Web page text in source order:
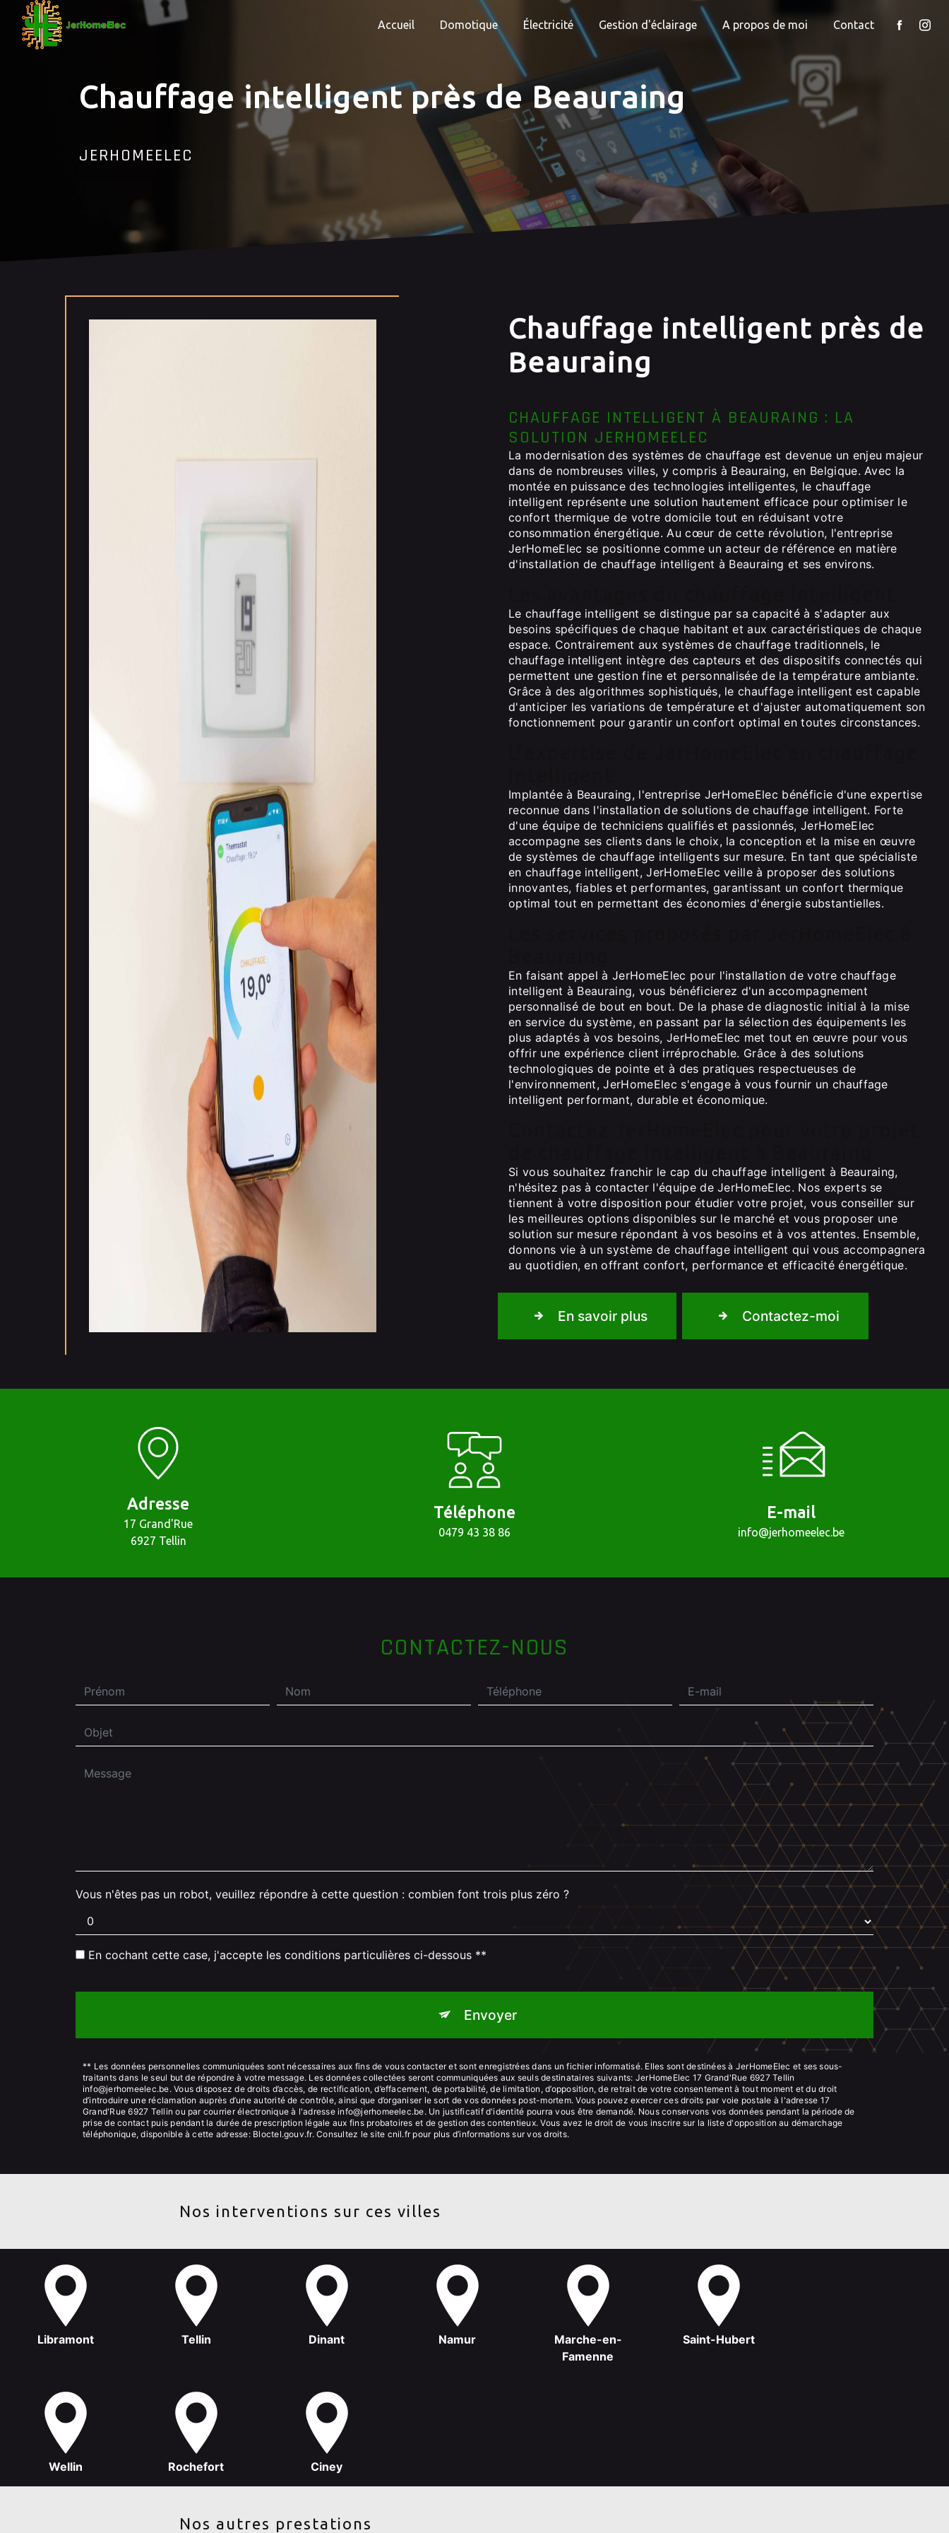
Accueil Domotique Électricité Gestion d'éclairage A propos de moi Contact
Chauffage intelligent près de Beauraing
JERHOMEELEC
Chauffage intelligent près de
Beauraing
CHAUFFAGE INTELLIGENT À BEAURAING : LA
SOLUTION JERHOMEELEC
La modernisation des systèmes de chauffage est devenue un enjeu majeur
dans de nombreuses villes, y compris à Beauraing, en Belgique. Avec la
montée en puissance des technologies intelligentes, le chauffage
intelligent représente une solution hautement efficace pour optimiser le
confort thermique de votre domicile tout en réduisant votre
consommation énergétique. Au cœur de cette révolution, l'entreprise
JerHomeElec se positionne comme un acteur de référence en matière
d'installation de chauffage intelligent à Beauraing et ses environs.
Le chauffage intelligent se distingue par sa capacité à s'adapter aux
besoins spécifiques de chaque habitant et aux caractéristiques de chaque
espace. Contrairement aux systèmes de chauffage traditionnels, le
chauffage intelligent intègre des capteurs et des dispositifs connectés qui
permettent une gestion fine et personnalisée de la température ambiante.
Grâce à des algorithmes sophistiqués, le chauffage intelligent est capable
d'anticiper les variations de température et d'ajuster automatiquement son
fonctionnement pour garantir un confort optimal en toutes circonstances.
Implantée à Beauraing, l'entreprise JerHomeElec bénéficie d'une expertise
reconnue dans l'installation de solutions de chauffage intelligent. Forte
d'une équipe de techniciens qualifiés et passionnés, JerHomeElec
accompagne ses clients dans le choix, la conception et la mise en œuvre
de systèmes de chauffage intelligents sur mesure. En tant que spécialiste
en chauffage intelligent, JerHomeElec veille à proposer des solutions
innovantes, fiables et performantes, garantissant un confort thermique
optimal tout en permettant des économies d'énergie substantielles.
En faisant appel à JerHomeElec pour l'installation de votre chauffage
intelligent à Beauraing, vous bénéficierez d'un accompagnement
personnalisé de bout en bout. De la phase de diagnostic initial à la mise
en service du système, en passant par la sélection des équipements les
plus adaptés à vos besoins, JerHomeElec met tout en œuvre pour vous
offrir une expérience client irréprochable. Grâce à des solutions
technologiques de pointe et à des pratiques respectueuses de
l'environnement, JerHomeElec s'engage à vous fournir un chauffage
intelligent performant, durable et économique.
Si vous souhaitez franchir le cap du chauffage intelligent à Beauraing,
n'hésitez pas à contacter l'équipe de JerHomeElec. Nos experts se
tiennent à votre disposition pour étudier votre projet, vous conseiller sur
les meilleures options disponibles sur le marché et vous proposer une
solution sur mesure répondant à vos besoins et à vos attentes. Ensemble,
donnons vie à un système de chauffage intelligent qui vous accompagnera
au quotidien, en offrant confort, performance et efficacité énergétique.
En savoir plus Contactez-moi
Adresse
17 Grand'Rue
6927 Tellin
Téléphone
0479 43 38 86
E-mail
info@jerhomeelec.be
CONTACTEZ-NOUS
Vous n'êtes pas un robot, veuillez répondre à cette question : combien font trois plus zéro ?
En cochant cette case, j'accepte les conditions particulières ci-dessous **
Envoyer
** Les données personnelles communiquées sont nécessaires aux fins de vous contacter et sont enregistrées dans un fichier informatisé. Elles sont destinées à JerHomeElec et ses sous-
traitants dans le seul but de répondre à votre message. Les données collectées seront communiquées aux seuls destinataires suivants: JerHomeElec 17 Grand'Rue 6927 Tellin
info@jerhomeelec.be. Vous disposez de droits d’accès, de rectification, d’effacement, de portabilité, de limitation, d’opposition, de retrait de votre consentement à tout moment et du droit
d’introduire une réclamation auprès d’une autorité de contrôle, ainsi que d’organiser le sort de vos données post-mortem. Vous pouvez exercer ces droits par voie postale à l'adresse 17
Grand'Rue 6927 Tellin ou par courrier électronique à l'adresse info@jerhomeelec.be. Un justificatif d'identité pourra vous être demandé. Nous conservons vos données pendant la période de
prise de contact puis pendant la durée de prescription légale aux fins probatoires et de gestion des contentieux. Vous avez le droit de vous inscrire sur la liste d'opposition au démarchage
téléphonique, disponible à cette adresse: Bloctel.gouv.fr. Consultez le site cnil.fr pour plus d’informations sur vos droits.
Nos interventions sur ces villes
Libramont Tellin Dinant Namur
Marche-en-
Famenne
Saint-Hubert
Wellin Rochefort Ciney
Nos autres prestations
Panneau de gestion des cookies